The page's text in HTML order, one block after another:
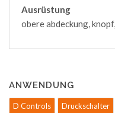
Ausrüstung
obere abdeckung,
ANWENDUNG
D Controls
Druckschalter